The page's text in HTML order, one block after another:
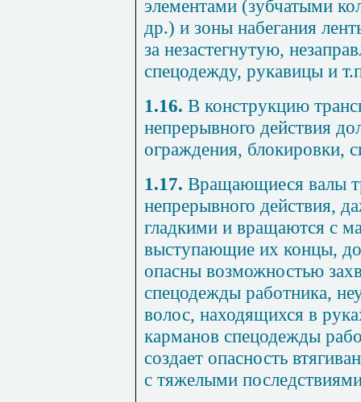
элементами (зубчатыми
др.) и зоны набегания
за незастегнутую,
спецодежду, рукавицы и
1.16. В конструкцию
непрерывного действия
ограждения, блокировки,
1.17. Вращающиеся валы
непрерывного действия,
гладкими и вращаются с
выступающие их концы,
опасны возможностью
спецодежды работника,
волос, находящихся в
карманов спецодежды
создает опасность
с тяжелыми